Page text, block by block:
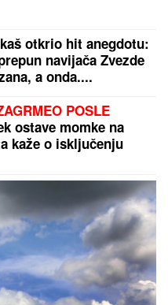
gde noć
prestonice:
ikada pre -
kroz najveću
još od 1945. godine!
Luka Vujović i Anita
MOGU DA SE
umešana njegova
da dođe u